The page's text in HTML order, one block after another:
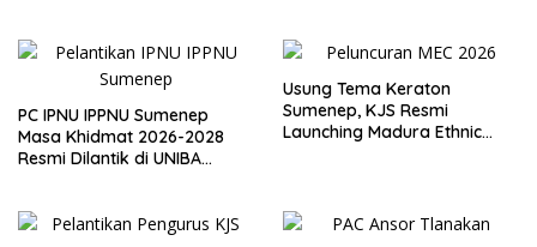
PC IPNU IPPNU Sumenep
Masa Khidmat 2026-2028
Resmi Dilantik di UNIBA
Usung Tema Keraton
Sumenep, KJS Resmi
Launching Madura Ethnic